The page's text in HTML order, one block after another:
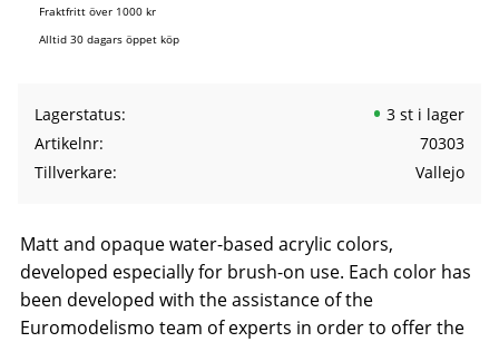
Fraktfritt över 1000 kr
Alltid 30 dagars öppet köp
Lagerstatus
3 st i lager
Artikelnr
70303
Tillverkare
Vallejo
Matt and opaque water-based acrylic colors,
developed especially for brush-on use. Each color has
been developed with the assistance of the
Euromodelismo team of experts in order to offer the